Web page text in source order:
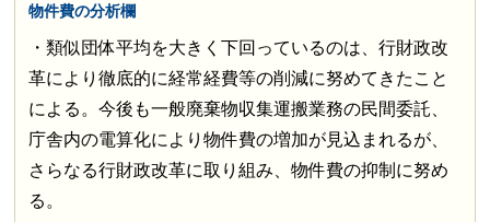
物件費の分析欄
・類似団体平均を大きく下回っているのは、行財政改
革により徹底的に経常経費等の削減に努めてきたこと
による。今後も一般廃棄物収集運搬業務の民間委託、
庁舎内の電算化により物件費の増加が見込まれるが、
さらなる行財政改革に取り組み、物件費の抑制に努め
る。